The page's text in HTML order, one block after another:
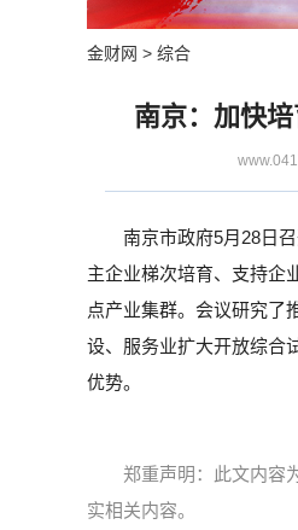
金财网 > 综合
南京：加快
南京市政府5月28日
主企业梯次培育、支持企
点产业集群。会议研究了
设、服务业扩大开放综合
优势。
郑重声明：此文内容
实相关内容。